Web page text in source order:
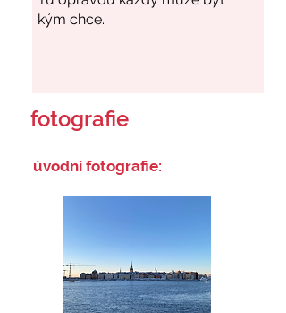
fotografie
úvodní fotografie: